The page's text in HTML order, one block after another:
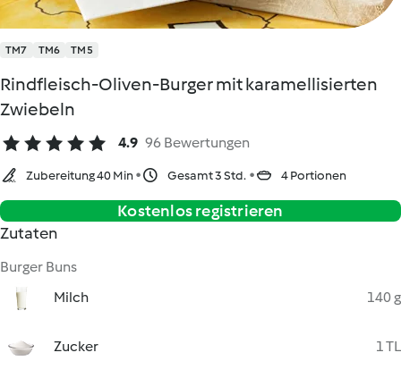
TM7 TM6 TM5
Rindfleisch-Oliven-Burger mit karamellisierten
Zwiebeln
4.9 96 Bewertungen
Zubereitung 40 Min Gesamt 3 Std. 4 Portionen
Kostenlos registrieren
Zutaten
Burger Buns
Milch
140 g
Zucker 1 TL